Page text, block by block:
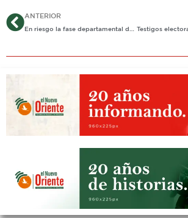
AntANTERIOR
En riesgo la fase departamental del Garcero del Llano